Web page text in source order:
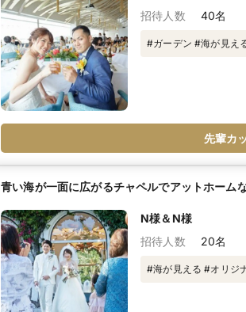
招待人数
40名
#ガーデン #海が見え
先輩カ
青い海が一面に広がるチャペルでアットホーム
N様＆N様
招待人数
20名
#海が見える #オリジ